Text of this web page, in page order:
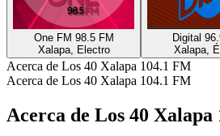
One FM 98.5 FM
Xalapa, Electro
Digital
Xalapa,
Acerca de Los 40 Xalapa 104.1 FM
Acerca de Los 40 Xalapa 104.1 FM
Acerca de Los 40 Xalapa